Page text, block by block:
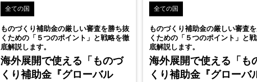
全ての国
ものづくり補助金の厳しい審査を勝ち抜
くための「５つのポイント」と戦略を徹
底解説します。
海外展開で使える「ものづ
くり補助金『グローバル
全ての国
ものづくり補助金の厳しい審査
くための「５つのポイント」と
底解説します。
海外展開で使える「も
くり補助金『グローバ